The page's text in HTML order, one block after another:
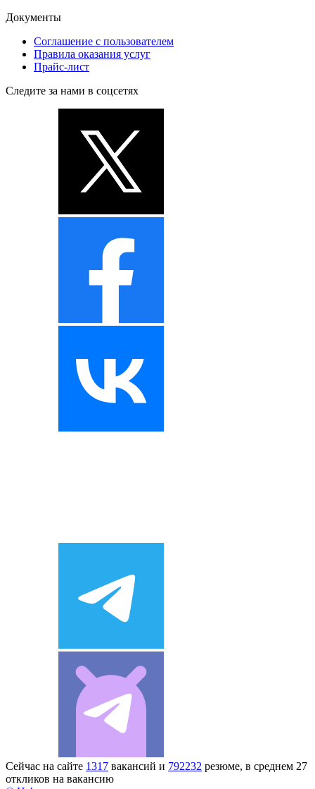
Документы
Соглашение с пользователем
Правила оказания услуг
Прайс-лист
Следите за нами в соцсетях
Сейчас на сайте 1317 вакансий и 792232 резюме, в среднем 27
откликов на вакансию